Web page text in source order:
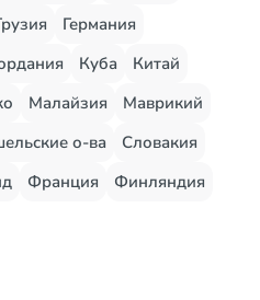
Германия
Куба
Китай
Малайзия
Маврикий
о-ва
Словакия
Франция
Финляндия